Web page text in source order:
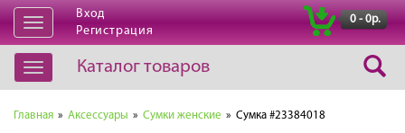
Открыть
навигацию
Вход
Регистрация
0 - 0р.
Открыть
навигацию
Каталог товаров
Главная » Аксессуары » Сумки женские » Сумка #23384018